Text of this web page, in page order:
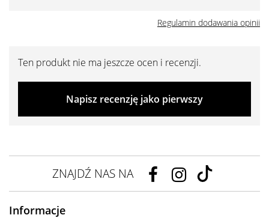
Regulamin dodawania opinii
Ten produkt nie ma jeszcze ocen i recenzji.
Napisz recenzję jako pierwszy
ZNAJDŹ NAS NA
Informacje